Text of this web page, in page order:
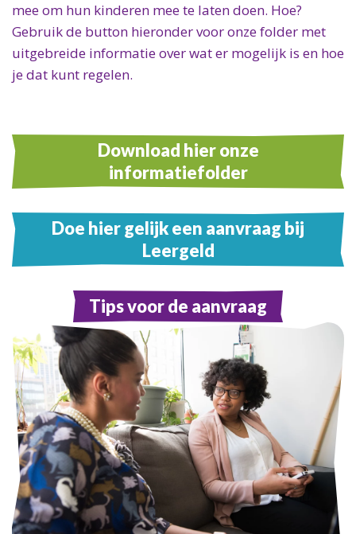
mee om hun kinderen mee te laten doen. Hoe?
Gebruik de button hieronder voor onze folder met
uitgebreide informatie over wat er mogelijk is en hoe
je dat kunt regelen.
Download hier onze
informatiefolder
Doe hier gelijk een aanvraag bij
Leergeld
Tips voor de aanvraag